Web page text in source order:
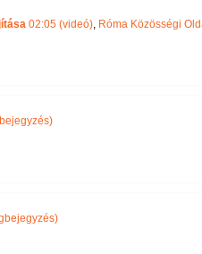
02:05 (videó), Róma Közösségi